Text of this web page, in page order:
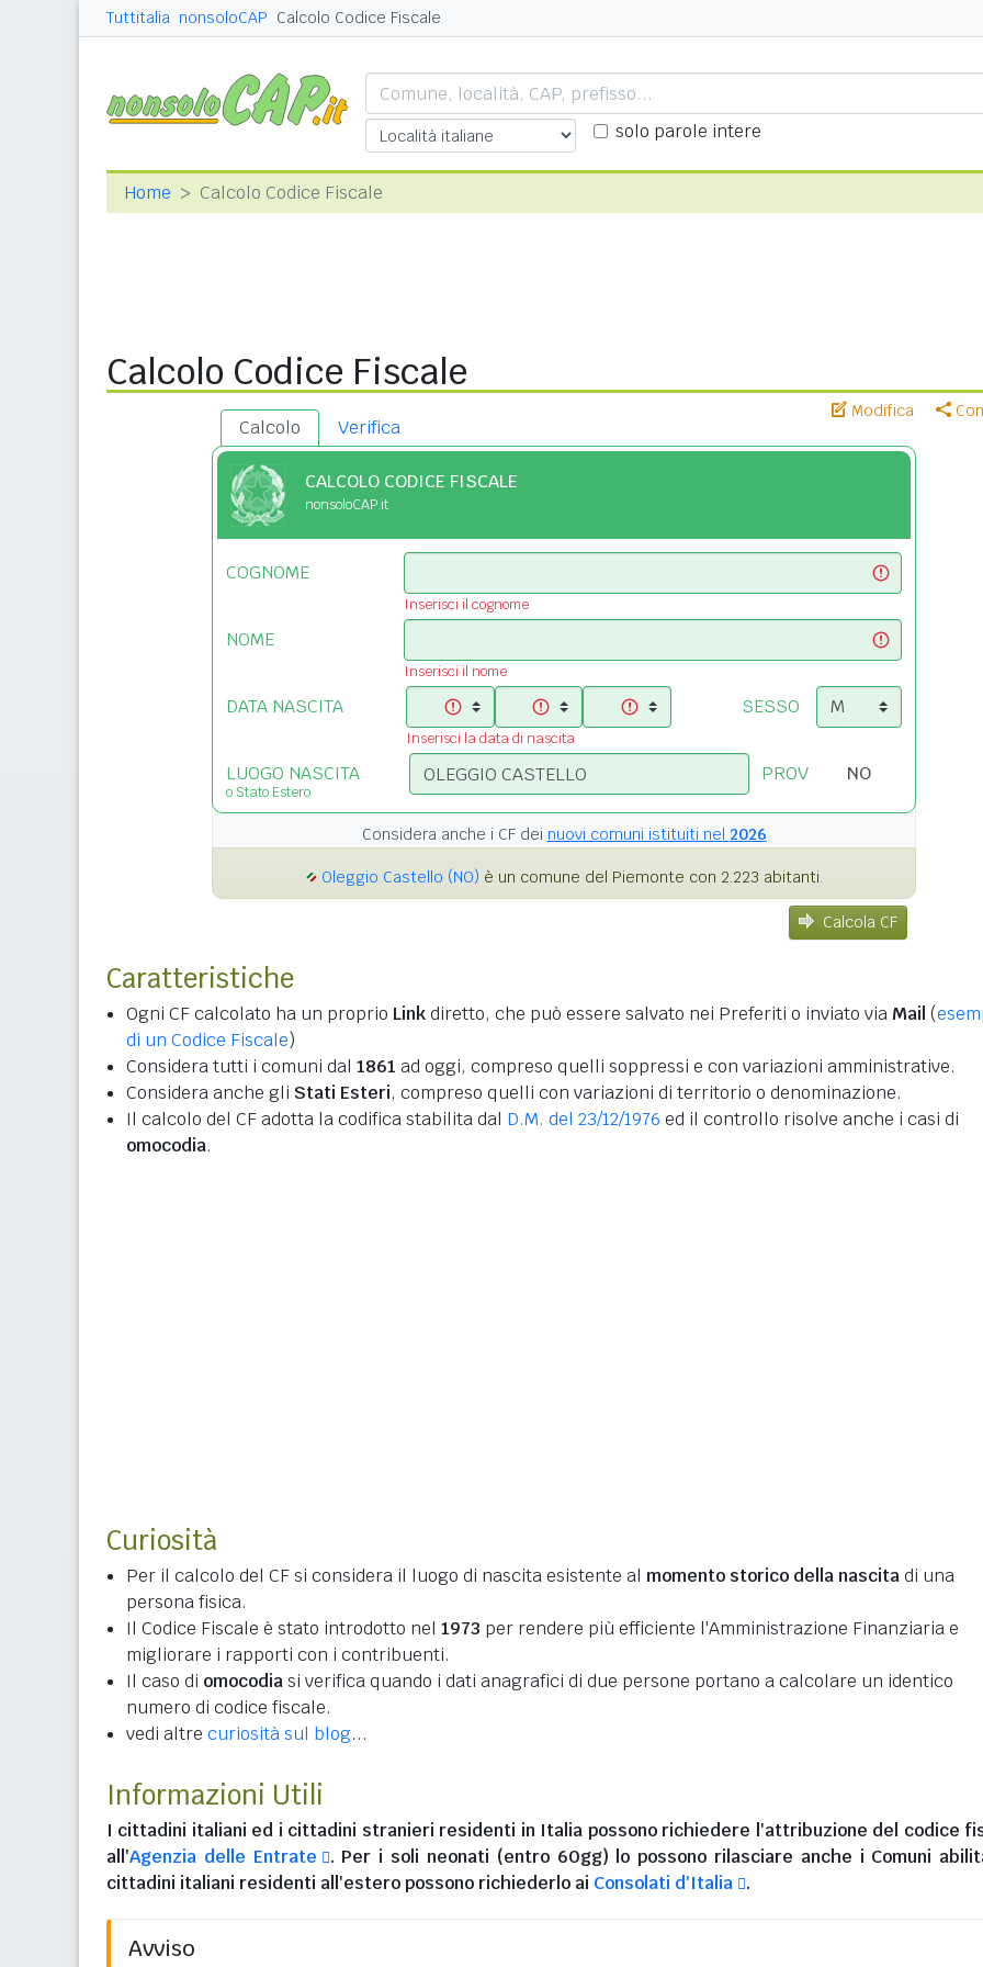
Tuttitalia nonsoloCAP Calcolo Codice Fiscale
solo parole intere
Home Calcolo Codice Fiscale
Calcolo Codice Fiscale
Modifica
Calcolo Verifica
CALCOLO CODICE FISCALE
nonsoloCAP.it
COGNOME
Inserisci il cognome
NOME
Inserisci il nome
DATA NASCITA
Inserisci la data di nascita
SESSO
LUOGO NASCITA
o Stato Estero
PROV
Considera anche i CF dei nuovi comuni istituiti nel 2026
Oleggio Castello (NO) è un comune del Piemonte con 2.223 abitanti.
Calcola CF
Caratteristiche
Ogni CF calcolato ha un proprio Linkdiretto, che può essere salvato nei Preferiti o inviato via Mail (
di un Codice Fiscale)
Considera tutti i comuni dal 1861 ad oggi, compreso quelli soppressi e con variazioni amministrative.
Considera anche gli Stati Esteri, compreso quelli con variazioni di territorio o denominazione.
Il calcolo del CF adotta la codifica stabilita dal D.M. del 23/12/1976 ed il controllo risolve anche i casi di
omocodia.
Curiosità
Per il calcolo del CF si considera il luogo di nascita esistente al momento storico della nascitadi una
persona fisica.
Il Codice Fiscale è stato introdotto nel 1973 per rendere più efficiente l'Amministrazione Finanziaria e
migliorare i rapporti con i contribuenti.
Il caso di omocodiasi verifica quando i dati anagrafici di due persone portano a calcolare un identico
numero di codice fiscale.
vedi altre curiosità sul blog...
Informazioni Utili
I cittadini italiani ed i cittadini stranieri residenti in Italia possono richiedere l'attribuzione del codice
all'Agenzia delle Entrate
. Per i soli neonati (entro 60gg) lo possono rilasciare anche i Comuni
cittadini italiani residenti all'esteropossono richiederlo ai Consolati d'Italia .
Avviso